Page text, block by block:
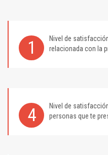
1 Nivel de
relacionada con la
4 Nivel de
personas que te